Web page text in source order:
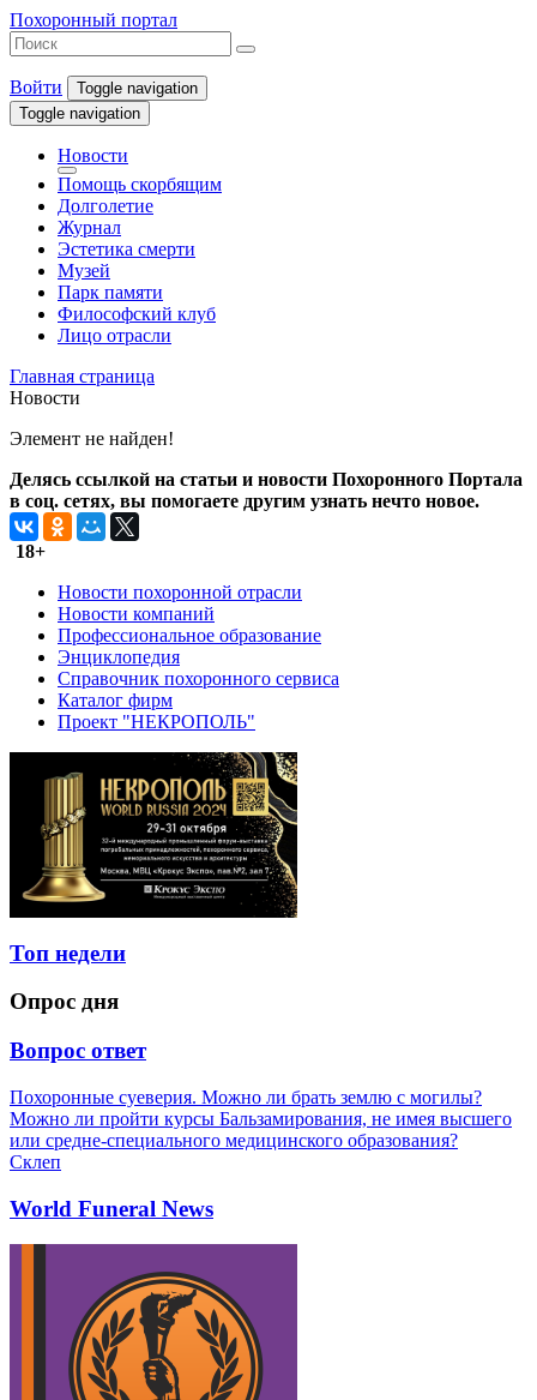
Похоронный портал
Войти
Toggle navigation
Toggle navigation
Новости
Помощь скорбящим
Долголетие
Журнал
Эстетика смерти
Музей
Парк памяти
Философский клуб
Лицо отрасли
Главная страница
Новости
Элемент не найден!
Делясь ссылкой на статьи и новости Похоронного Портала
в соц. сетях, вы помогаете другим узнать нечто новое.
18+
Новости похоронной отрасли
Новости компаний
Профессиональное образование
Энциклопедия
Справочник похоронного сервиса
Каталог фирм
Проект "НЕКРОПОЛЬ"
Топ недели
Опрос дня
Вопрос ответ
Похоронные суеверия. Можно ли брать землю с могилы?
Можно ли пройти курсы Бальзамирования, не имея высшего
или средне-специального медицинского образования?
Склеп
World Funeral News